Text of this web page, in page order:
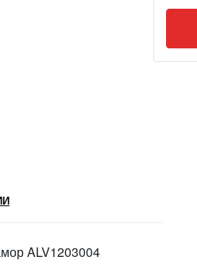
ALV1203004